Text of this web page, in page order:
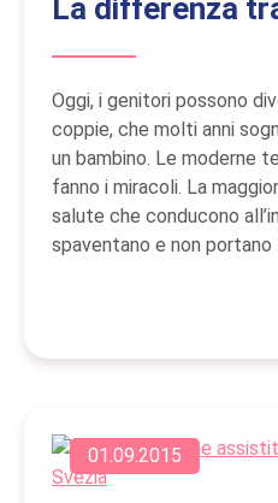
La differenza
Oggi, i genitori possono
coppie, che molti anni
un bambino. Le moderne
fanno i miracoli. La
salute che conducono
spaventano e non portano
01.09.2015